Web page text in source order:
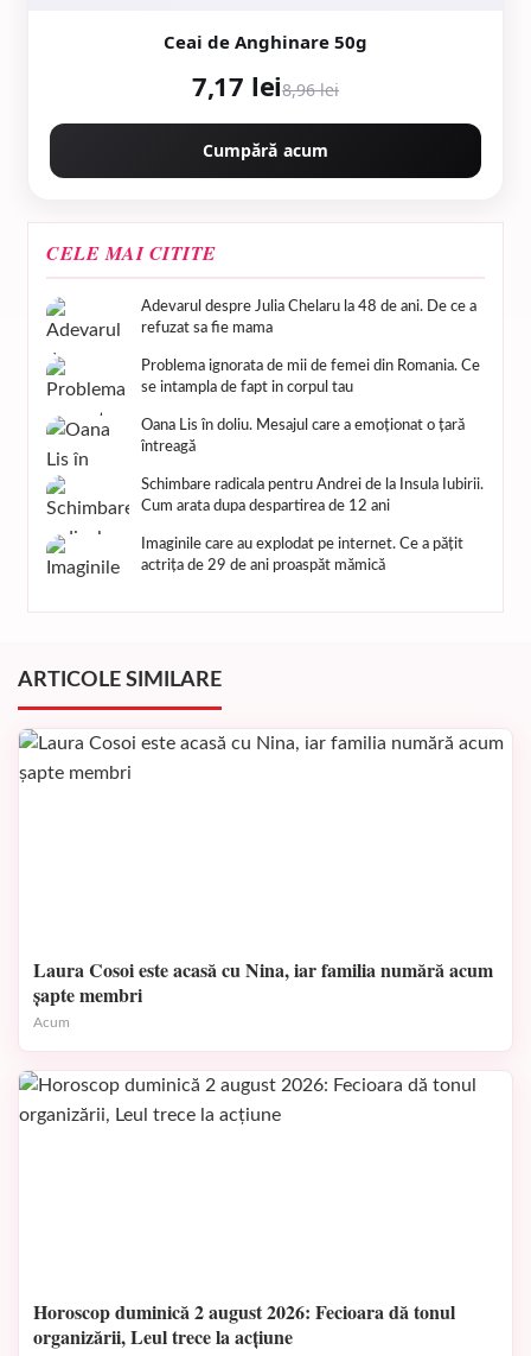
Ceai de Anghinare 50g
7,17 lei8,96 lei
Cumpără acum
CELE MAI CITITE
Adevarul despre Julia Chelaru la 48 de ani. De ce a
refuzat sa fie mama
Problema ignorata de mii de femei din Romania. Ce
se intampla de fapt in corpul tau
Oana Lis în doliu. Mesajul care a emoționat o țară
întreagă
Schimbare radicala pentru Andrei de la Insula Iubirii.
Cum arata dupa despartirea de 12 ani
Imaginile care au explodat pe internet. Ce a pățit
actrița de 29 de ani proaspăt mămică
ARTICOLE SIMILARE
Laura Cosoi este acasă cu Nina, iar familia numără acum
șapte membri
Acum
Horoscop duminică 2 august 2026: Fecioara dă tonul
organizării, Leul trece la acțiune